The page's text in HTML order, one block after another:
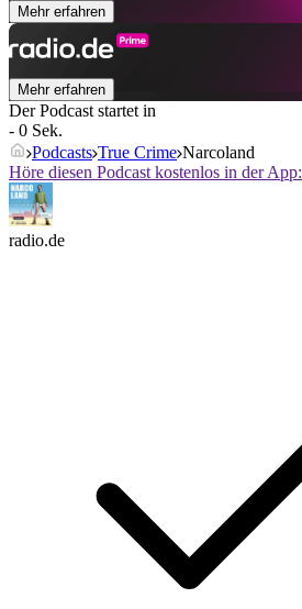
Mehr erfahren
Mehr erfahren
Der Podcast startet in
- 0 Sek.
Podcasts True Crime Narcoland
Höre diesen Podcast kostenlos in der App:
radio.de